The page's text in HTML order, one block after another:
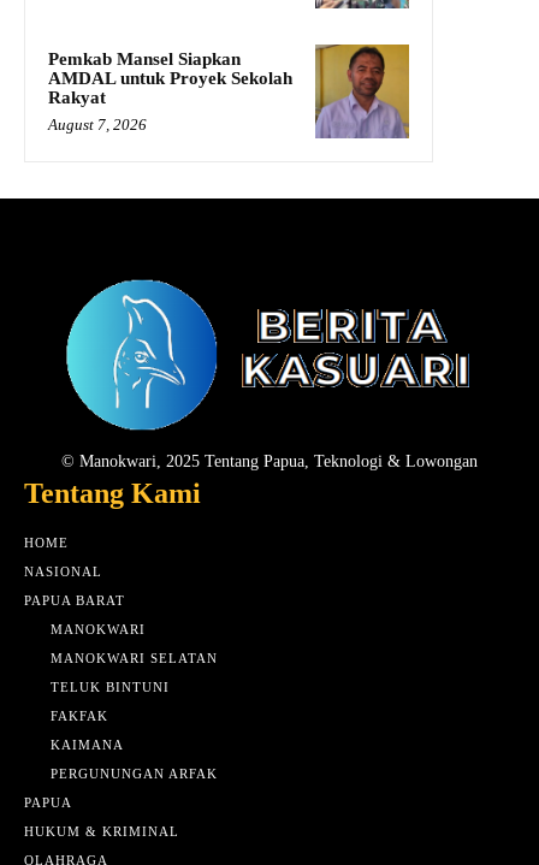
Pemkab Mansel Siapkan
AMDAL untuk Proyek Sekolah
Rakyat
August 7, 2026
© Manokwari, 2025 Tentang Papua, Teknologi & Lowongan
Tentang Kami
HOME
NASIONAL
PAPUA BARAT
MANOKWARI
MANOKWARI SELATAN
TELUK BINTUNI
FAKFAK
KAIMANA
PERGUNUNGAN ARFAK
PAPUA
HUKUM & KRIMINAL
OLAHRAGA